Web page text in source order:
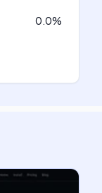
0.0%